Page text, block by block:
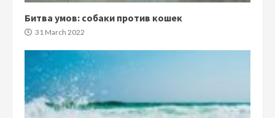
Битва умов: собаки против кошек
31 March 2022